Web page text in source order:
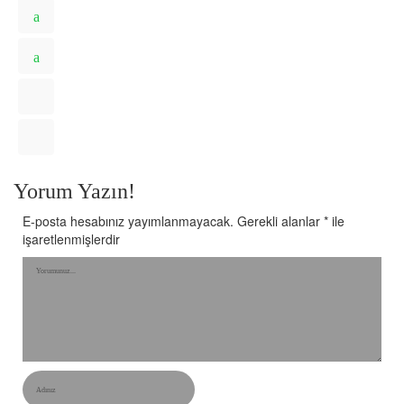
Yorum Yazın!
E-posta hesabınız yayımlanmayacak. Gerekli alanlar * ile
işaretlenmişlerdir